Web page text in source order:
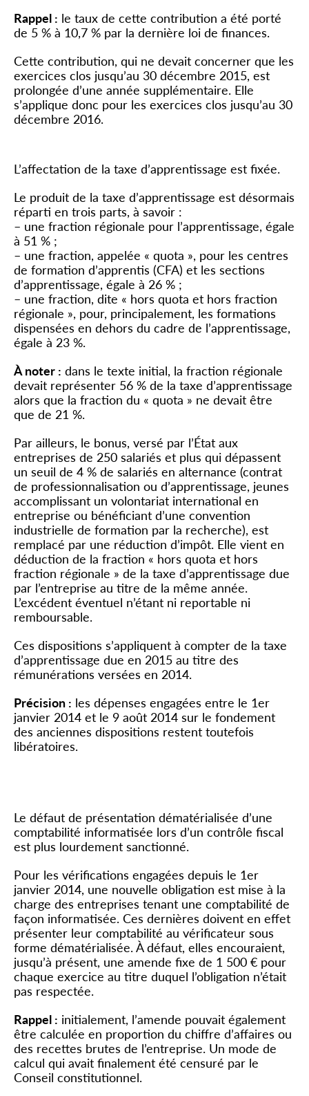
Rappel : le taux de cette contribution a été porté
de 5 % à 10,7 % par la dernière loi de finances.
Cette contribution, qui ne devait concerner que les
exercices clos jusqu’au 30 décembre 2015, est
prolongée d’une année supplémentaire. Elle
s’applique donc pour les exercices clos jusqu’au 30
décembre 2016.
L’affectation de la taxe d’apprentissage est fixée.
Le produit de la taxe d’apprentissage est désormais
réparti en trois parts, à savoir :
– une fraction régionale pour l’apprentissage, égale
à 51 % ;
– une fraction, appelée « quota », pour les centres
de formation d’apprentis (CFA) et les sections
d’apprentissage, égale à 26 % ;
– une fraction, dite « hors quota et hors fraction
régionale », pour, principalement, les formations
dispensées en dehors du cadre de l’apprentissage,
égale à 23 %.
À noter : dans le texte initial, la fraction régionale
devait représenter 56 % de la taxe d’apprentissage
alors que la fraction du « quota » ne devait être
que de 21 %.
Par ailleurs, le bonus, versé par l’État aux
entreprises de 250 salariés et plus qui dépassent
un seuil de 4 % de salariés en alternance (contrat
de professionnalisation ou d’apprentissage, jeunes
accomplissant un volontariat international en
entreprise ou bénéficiant d’une convention
industrielle de formation par la recherche), est
remplacé par une réduction d’impôt. Elle vient en
déduction de la fraction « hors quota et hors
fraction régionale » de la taxe d’apprentissage due
par l’entreprise au titre de la même année.
L’excédent éventuel n’étant ni reportable ni
remboursable.
Ces dispositions s’appliquent à compter de la taxe
d’apprentissage due en 2015 au titre des
rémunérations versées en 2014.
Précision : les dépenses engagées entre le 1er
janvier 2014 et le 9 août 2014 sur le fondement
des anciennes dispositions restent toutefois
libératoires.
Le défaut de présentation dématérialisée d’une
comptabilité informatisée lors d’un contrôle fiscal
est plus lourdement sanctionné.
Pour les vérifications engagées depuis le 1er
janvier 2014, une nouvelle obligation est mise à la
charge des entreprises tenant une comptabilité de
façon informatisée. Ces dernières doivent en effet
présenter leur comptabilité au vérificateur sous
forme dématérialisée. À défaut, elles encouraient,
jusqu’à présent, une amende fixe de 1 500 € pour
chaque exercice au titre duquel l’obligation n’était
pas respectée.
Rappel : initialement, l’amende pouvait également
être calculée en proportion du chiffre d’affaires ou
des recettes brutes de l’entreprise. Un mode de
calcul qui avait finalement été censuré par le
Conseil constitutionnel.